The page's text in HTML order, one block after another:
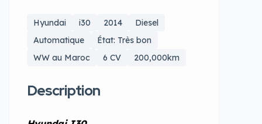
Hyundai i30 2014
Diesel
Automatique
État: Très bon
WW au Maroc
6 CV 200,000km
Description